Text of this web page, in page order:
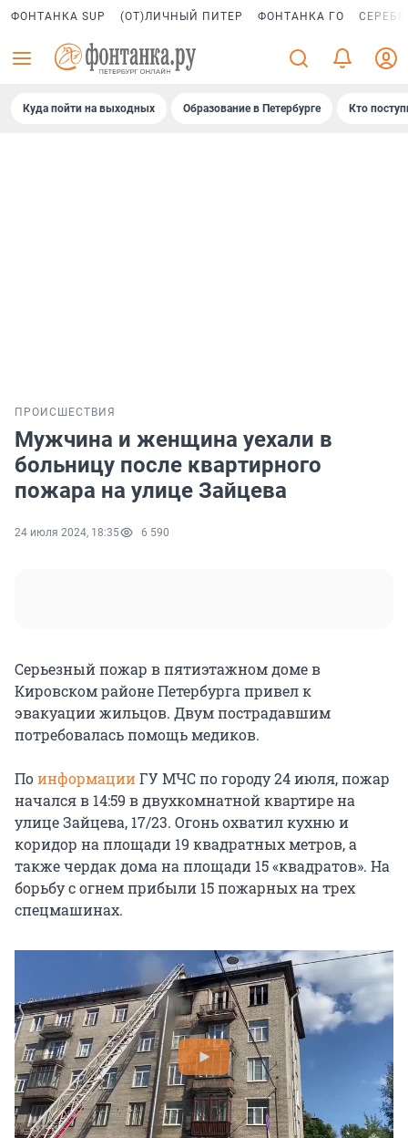
ФОНТАНКА SUP (ОТ)ЛИЧНЫЙ ПИТЕР ФОНТАНКА ГО
Куда пойти на выходных Образование в Петербурге Кто
ПРОИСШЕСТВИЯ
Мужчина и женщина уехали в
больницу после квартирного
пожара на улице Зайцева
24 июля 2024, 18:35 6 590
Серьезный пожар в пятиэтажном доме в
Кировском районе Петербурга привел к
эвакуации жильцов. Двум пострадавшим
потребовалась помощь медиков.
ПоинформацииГУ МЧС по городу 24 июля, пожар
начался в 14:59 в двухкомнатной квартире на
улице Зайцева, 17/23. Огонь охватил кухню и
коридор на площади 19 квадратных метров, а
также чердак дома на площади 15 «квадратов». На
борьбу с огнем прибыли 15 пожарных на трех
спецмашинах.